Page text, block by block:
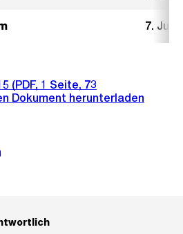
7. Juli
(PDF, 1 Seite, 73
Dokument herunterladen